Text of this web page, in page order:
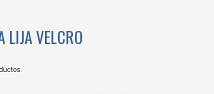
LIJA VELCRO